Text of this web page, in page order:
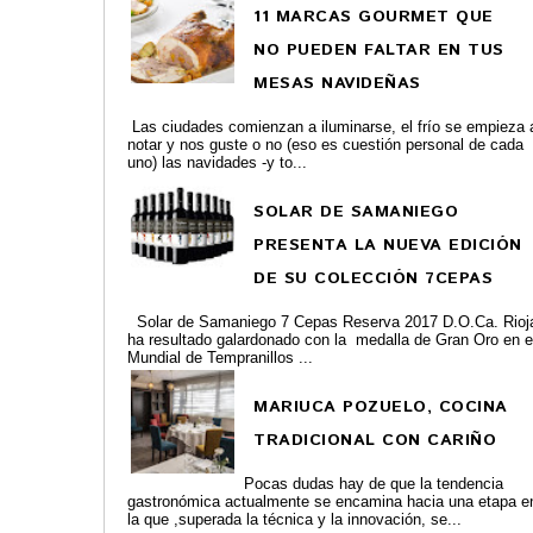
11 MARCAS GOURMET QUE
NO PUEDEN FALTAR EN TUS
MESAS NAVIDEÑAS
Las ciudades comienzan a iluminarse, el frío se empieza
notar y nos guste o no (eso es cuestión personal de cada
uno) las navidades -y to...
SOLAR DE SAMANIEGO
PRESENTA LA NUEVA EDICIÓN
DE SU COLECCIÓN 7CEPAS
Solar de Samaniego 7 Cepas Reserva 2017 D.O.Ca.
ha resultado galardonado con la medalla de Gran Oro en el
Mundial de Tempranillos ...
MARIUCA POZUELO, COCINA
TRADICIONAL CON CARIÑO
Pocas dudas hay de que la tendencia
gastronómica actualmente se encamina hacia una etapa
la que ,superada la técnica y la innovación, se...